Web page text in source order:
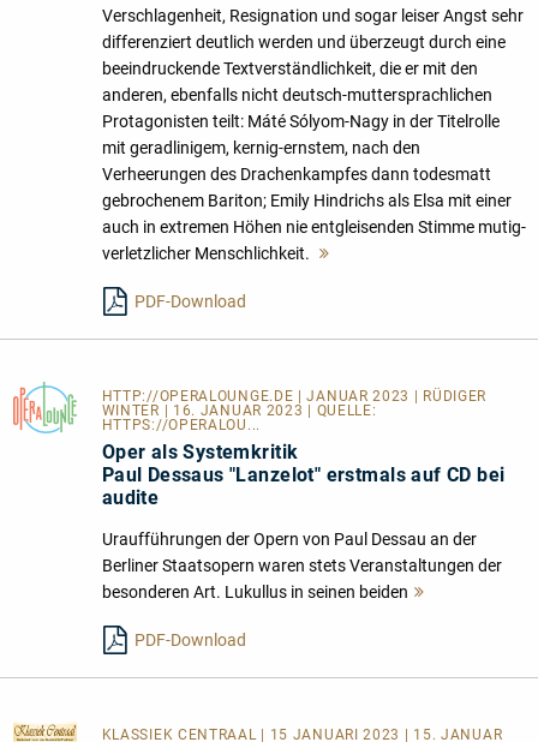
Verschlagenheit, Resignation und sogar leiser Angst sehr
differenziert deutlich werden und überzeugt durch eine
beeindruckende Textverständlichkeit, die er mit den
anderen, ebenfalls nicht deutsch-muttersprachlichen
Protagonisten teilt: Máté Sólyom-Nagy in der Titelrolle
mit geradlinigem, kernig-ernstem, nach den
Verheerungen des Drachenkampfes dann todesmatt
gebrochenem Bariton; Emily Hindrichs als Elsa mit einer
auch in extremen Höhen nie entgleisenden Stimme mutig-
verletzlicher Menschlichkeit.
PDF-Download
HTTP://OPERALOUNGE.DE
| JANUAR 2023 | RÜDIGER
WINTER | 16. JANUAR 2023 | QUELLE:
HTTPS://OPERALOU...
Oper als Systemkritik
Paul Dessaus "Lanzelot" erstmals auf CD bei
audite
Uraufführungen der Opern von Paul Dessau an der
Berliner Staatsopern waren stets Veranstaltungen der
besonderen Art. Lukullus in seinen beiden
PDF-Download
KLASSIEK CENTRAAL
| 15 JANUARI 2023 | 15. JANUAR